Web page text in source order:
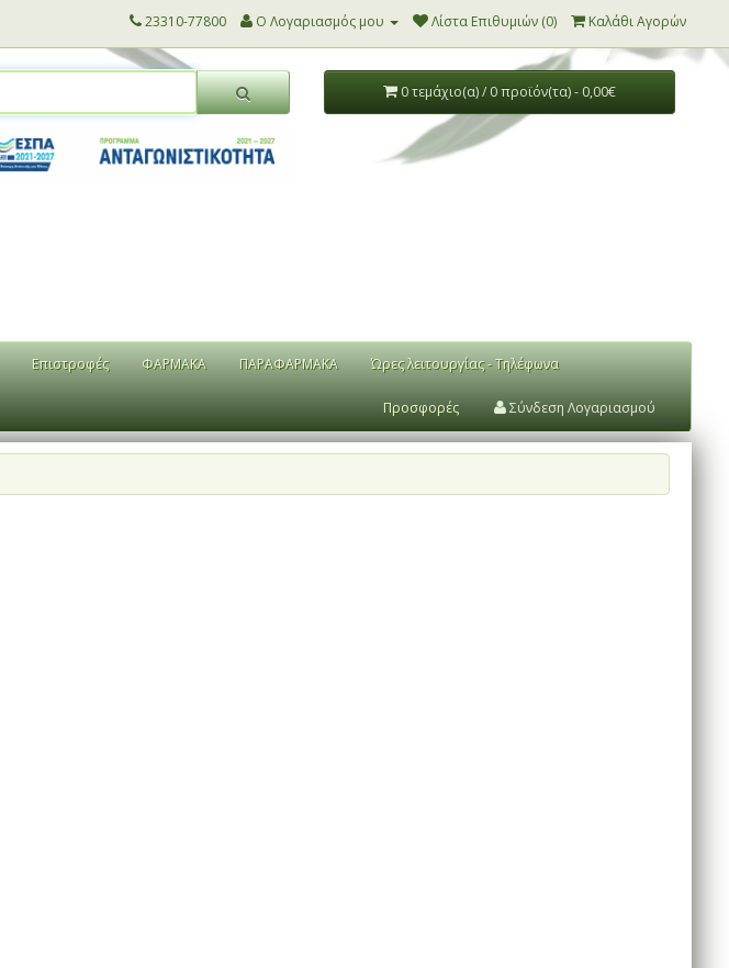
23310-77800 Ο Λογαριασμός μου Λίστα Επιθυμιών (0) Καλάθι Αγορών
0 τεμάχιο(α) / 0 προϊόν(τα) - 0,00€
Επιστροφές ΦΑΡΜΑΚΑ ΠΑΡΑΦΑΡΜΑΚΑ Ώρες λειτουργίας - Τηλέφωνα
Προσφορές Σύνδεση Λογαριασμού